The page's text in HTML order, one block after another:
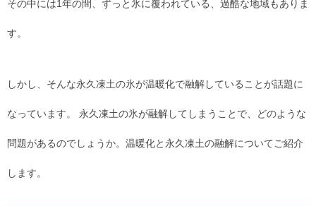
その中には1年の間、ずっと氷に覆われている、過酷な地域もありま
す。
しかし、そんな永久凍土の氷が温暖化で融解していることが話題に
なっています。 永久凍土の氷が融解してしまうことで、どのような
問題があるのでしょうか。温暖化と永久凍土の融解についてご紹介
します。